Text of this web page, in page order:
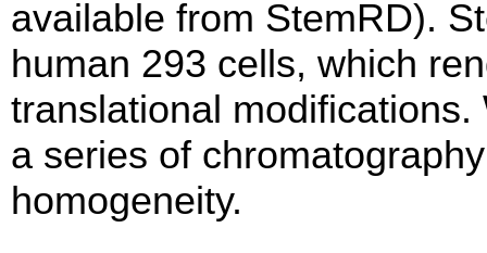
available from StemRD).
human 293 cells, which
translational
a series of
homogeneity.